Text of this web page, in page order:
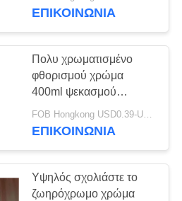
οικιακού
ΕΠΙΚΟΙΝΩΝΙΑ
Πολυ χρωματισμένο
φθορισμού χρώμα
400ml ψεκασμού
αερολύματος
FOB Hongkong USD0.39-USD0.59 per piece MOQ:12000pcs/1000ctns
ΕΠΙΚΟΙΝΩΝΙΑ
Υψηλός σχολιάστε το
ζωηρόχρωμο χρώμα